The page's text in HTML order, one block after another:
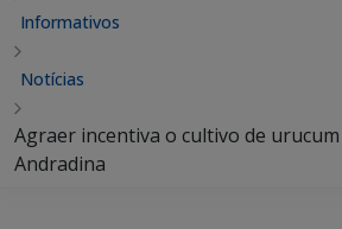
Informativos
Notícias
Agraer incentiva o cultivo de
Andradina